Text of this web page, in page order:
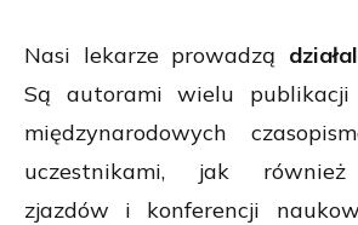
Nasi lekarze prowadzą
Są autorami wielu
międzynarodowych
uczestnikami, jak również
zjazdów i konferencji